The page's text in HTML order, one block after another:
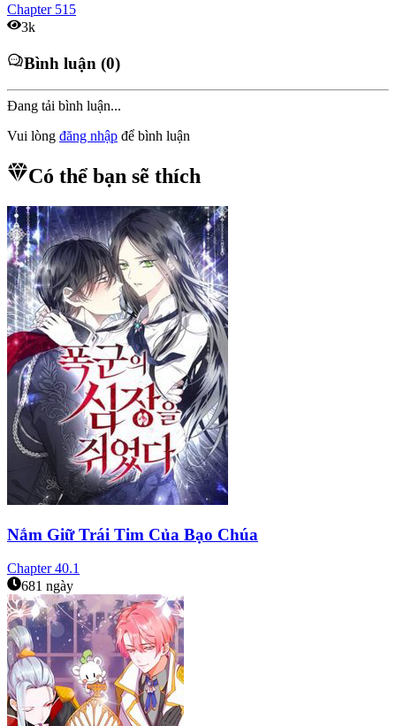
Chapter 515
3k
Bình luận (0)
Đang tải bình luận...
Vui lòng đăng nhập để bình luận
Có thể bạn sẽ thích
Nắm Giữ Trái Tim Của Bạo Chúa
Chapter40.1
681 ngày